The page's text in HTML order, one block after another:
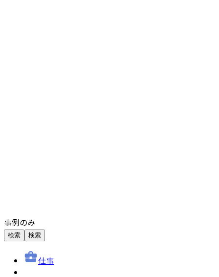
事例のみ
検索 検索
仕事